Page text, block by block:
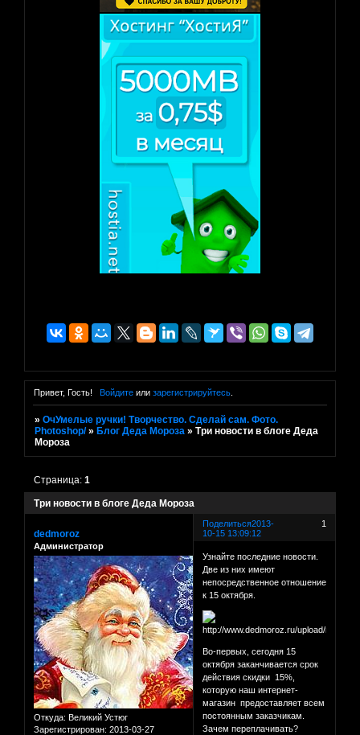
Привет, Гость! Войдитеили зарегистрируйтесь.
»ОчУмелые ручки! Творчество. Сделай сам. Фото.
Photoshop/ » Блог Деда Мороза »Три новости в блоге Деда
Мороза
Три новости в блоге Деда Мороза
Страница:1
Поделиться 1
2013-
10-15 13:09:12
dedmoroz
Администратор
Откуда: Великий Устюг
Зарегистрирован: 2013-03-27
Узнайте последние новости.
Две из них имеют
непосредственное отношение
к 15 октября.
Во-первых, сегодня 15
октября заканчивается срок
действия скидки 15%,
которую наш интернет-
магазин предоставляет всем
постоянным заказчикам.
Зачем переплачивать?